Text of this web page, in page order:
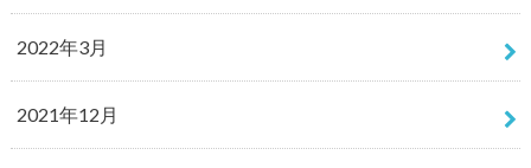
2022年3月
2021年12月